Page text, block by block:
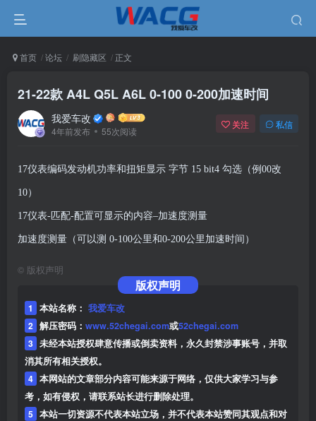
首页 论坛 刷隐藏区 正文
21-22款 A4L Q5L A6L 0-100 0-200加速时间
我爱车改
4年前发布 55次阅读
关注 私信
17仪表编码发动机功率和扭矩显示 字节 15 bit4 勾选（例00改
10）
17仪表-匹配-配置可显示的内容–加速度测量
加速度测量（可以测 0-100公里和0-200公里加速时间）
© 版权声明
版权声明
1 本站名称： 我爱车改
2 解压密码： www.52chegai.com或52chegai.com
3 未经本站授权肆意传播或倒卖资料，永久封禁涉事账号，并取
消其所有相关授权。
4 本网站的文章部分内容可能来源于网络，仅供大家学习与参
考，如有侵权，请联系站长进行删除处理。
5 本站一切资源不代表本站立场，并不代表本站赞同其观点和对